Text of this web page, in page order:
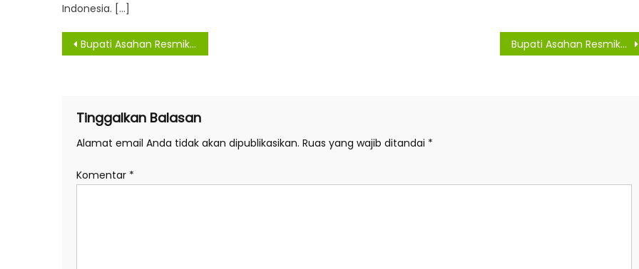
Indonesia. […]
Navigasi
Bupati Asahan Resmikan Masjid Nurul Inayah Dan Lakukan Peletakan Batu Pertama Pembangunan Bupati Asahan Resmikan Pasar Rakyat Kedai Ledang
Tinggalkan Balasan
Alamat email Anda tidak akan dipublikasikan. Ruas yang wajib ditandai *
Komentar *